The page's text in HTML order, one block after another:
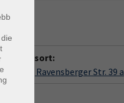
DRK, Ravensberger Str. 39 a